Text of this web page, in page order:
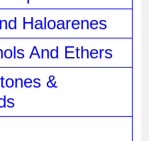
Haloarenes
And Ethers
&